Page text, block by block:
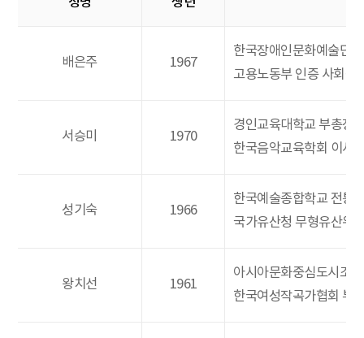
배은주 1967
한국장애인문화예술단
고용노동부 인증 사회적
서승미 1970
경인교육대학교 부총장
한국음악교육학회 이사
성기숙 1966
한국예술종합학교 전통
국가유산청 무형유산위
왕치선 1961
아시아문화중심도시조
한국여성작곡가협회 부